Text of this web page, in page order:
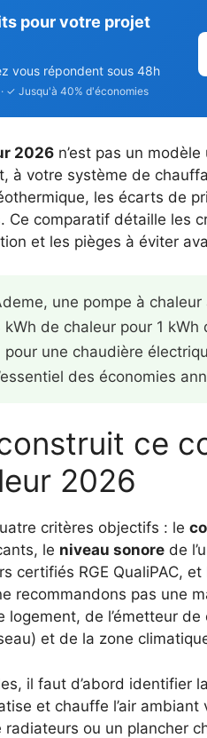
pour votre projet
vous répondent sous 48h
✓ Jusqu'à 40% d'économies
2026 n’est pas un
à votre système de
les écarts de
Ce comparatif détaille les
et les pièges à éviter
une pompe à
de chaleur pour 1 kWh
une chaudière
des économies
ce
2026
critères objectifs : le
le niveau sonore de
certifiés RGE QualiPAC, et
recommandons pas une
de l’émetteur
et de la zone
il faut d’abord identifier la
et chauffe l’air
ou un plancher